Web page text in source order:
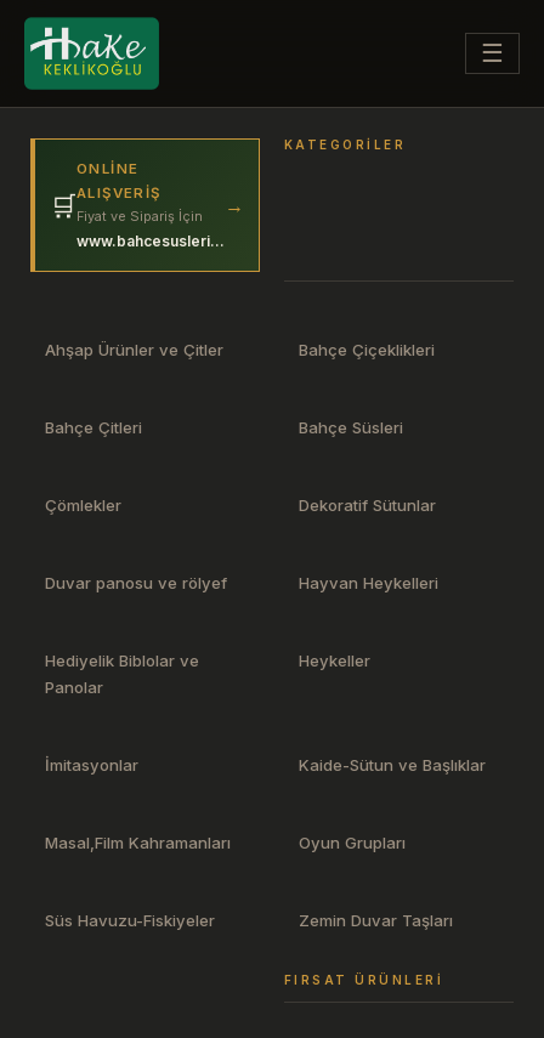
☰
🛒
ONLINE
ALIŞVERIŞ
Fiyat ve Sipariş İçin
www.bahcesuslerim.com
→
KATEGORILER
Ahşap Ürünler ve Çitler Bahçe Çiçeklikleri
Bahçe Çitleri Bahçe Süsleri
Çömlekler Dekoratif Sütunlar
Duvar panosu ve rölyef Hayvan Heykelleri
Hediyelik Biblolar ve
Panolar
Heykeller
İmitasyonlar Kaide-Sütun ve Başlıklar
Masal,Film Kahramanları Oyun Grupları
Süs Havuzu-Fiskiyeler Zemin Duvar Taşları
FIRSAT ÜRÜNLERI